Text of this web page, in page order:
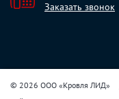
Заказать звонок
© 2026 ООО «Кровля ЛИД»